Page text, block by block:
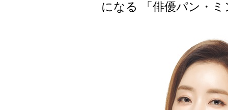
になる 「俳優パン・